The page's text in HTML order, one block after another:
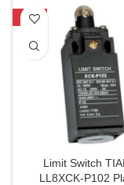
-30%
Limit Switch
LL8XCK-P102